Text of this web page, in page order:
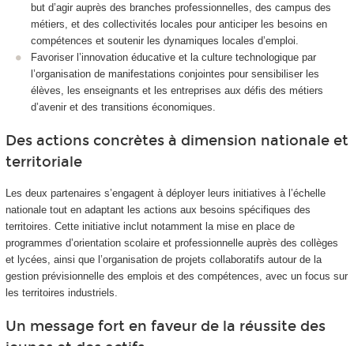
but d’agir auprès des branches professionnelles, des campus des
métiers, et des collectivités locales pour anticiper les besoins en
compétences et soutenir les dynamiques locales d’emploi.
Favoriser l’innovation éducative et la culture technologique par
l’organisation de manifestations conjointes pour sensibiliser les
élèves, les enseignants et les entreprises aux défis des métiers
d’avenir et des transitions économiques.
Des actions concrètes à dimension nationale et
territoriale
Les deux partenaires s’engagent à déployer leurs initiatives à l’échelle
nationale tout en adaptant les actions aux besoins spécifiques des
territoires. Cette initiative inclut notamment la mise en place de
programmes d’orientation scolaire et professionnelle auprès des collèges
et lycées, ainsi que l’organisation de projets collaboratifs autour de la
gestion prévisionnelle des emplois et des compétences, avec un focus sur
les territoires industriels.
Un message fort en faveur de la réussite des